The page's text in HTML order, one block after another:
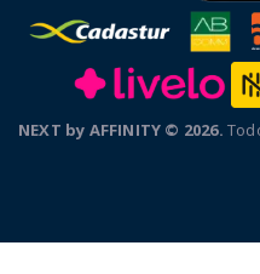
NEXT by AFFINITY © 2026.